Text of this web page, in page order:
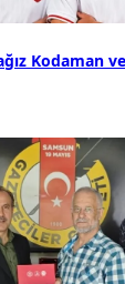
Kodaman